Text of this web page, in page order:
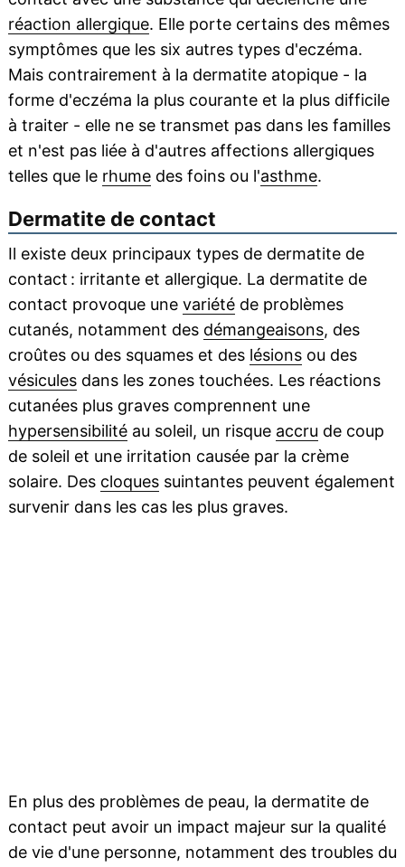
réaction allergique. Elle porte certains des mêmes
symptômes que les six autres types d'eczéma.
Mais contrairement à la dermatite atopique - la
forme d'eczéma la plus courante et la plus difficile
à traiter - elle ne se transmet pas dans les familles
et n'est pas liée à d'autres affections allergiques
telles que le rhumedes foins ou l'asthme.
Dermatite de contact
Il existe deux principaux types de dermatite de
contact : irritante et allergique. La dermatite de
contact provoque une variétéde problèmes
cutanés, notamment des démangeaisons, des
croûtes ou des squames et des lésionsou des
vésiculesdans les zones touchées. Les réactions
cutanées plus graves comprennent une
hypersensibilitéau soleil, un risque accru de coup
de soleil et une irritation causée par la crème
solaire. Des cloquessuintantes peuvent également
survenir dans les cas les plus graves.
En plus des problèmes de peau, la dermatite de
contact peut avoir un impact majeur sur la qualité
de vie d'une personne, notamment des troubles du